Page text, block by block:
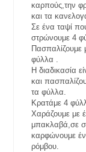
καρπούς,την
και τα
Σε ένα ταψί
στρώνουμε 4
Πασπαλίζουμε
φύλλα .
Η διαδικασία
και
τα φύλλα.
Κρατάμε 4
Χαράζουμε με
μπακλαβά,σε
καρφώνουμε
ρόμβου.